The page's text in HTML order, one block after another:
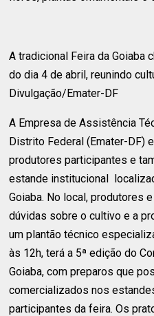
A tradicional Feira da Goiaba
do dia 4 de abril, reunindo
Divulgação/Emater-DF
A Empresa de Assistência
Distrito Federal (Emater-DF)
produtores participantes e
estande institucional
Goiaba. No local, produtores
dúvidas sobre o cultivo e a
um plantão técnico
às 12h, terá a 5ª edição do
Goiaba, com preparos que
comercializados nos
participantes da feira. Os